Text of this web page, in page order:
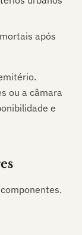
após
ou a câmara
e